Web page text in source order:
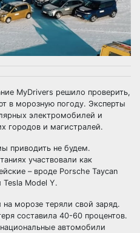
MyDrivers решило проверить,
в морозную погоду. Эксперты
электромобилей и
городов и магистралей.
приводить не будем.
участвовали как
– вроде Porsche Taycan
Model Y.
морозе теряли свой заряд.
составила 40-60 процентов.
автомобили